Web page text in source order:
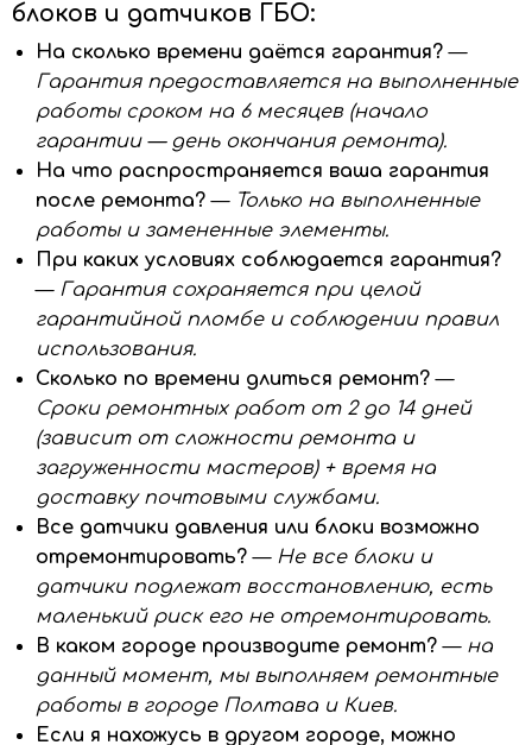
блоков и датчиков ГБО:
На сколько времени даётся гарантия? —
Гарантия предоставляется на выполненные
работы сроком на 6 месяцев (начало
гарантии — день окончания ремонта).
На что распространяется ваша гарантия
после ремонта? — Только на выполненные
работы и замененные элементы.
При каких условиях соблюдается гарантия?
— Гарантия сохраняется при целой
гарантийной пломбе и соблюдении правил
использования.
Сколько по времени длиться ремонт? —
Сроки ремонтных работ от 2 до 14 дней
(зависит от сложности ремонта и
загруженности мастеров) + время на
доставку почтовыми службами.
Все датчики давления или блоки возможно
отремонтировать? — Не все блоки и
датчики подлежат восстановлению, есть
маленький риск его не отремонтировать.
В каком городе производите ремонт? — на
данный момент, мы выполняем ремонтные
работы в городе Полтава и Киев.
Если я нахожусь в другом городе, можно